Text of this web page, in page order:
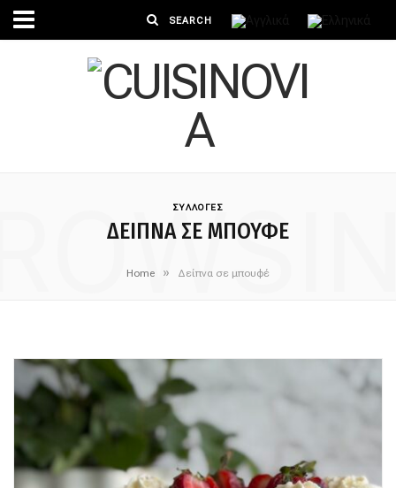
ΣΥΛΛΟΓΕΣ
ΔΕΊΠΝΑ ΣΕ ΜΠΟΥΦΈ
Home » Δείπνα σε μπουφέ